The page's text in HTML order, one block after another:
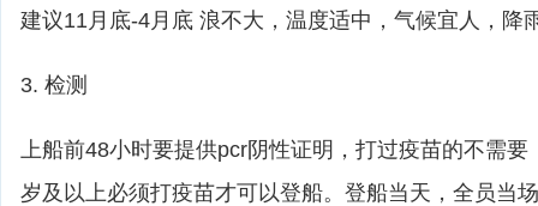
建议11月底-4月底 浪不大，温度适中，气候宜人，降
3. 检测
上船前48小时要提供pcr阴性证明，打过疫苗的不需要
岁及以上必须打疫苗才可以登船。登船当天，全员当